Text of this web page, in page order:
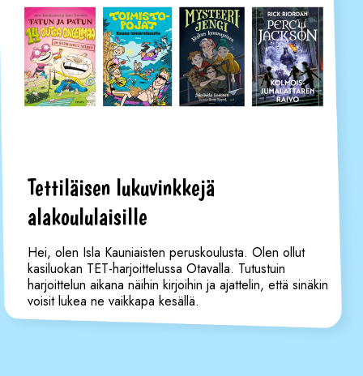
Tettiläisen lukuvinkkejä
alakoululaisille
Hei, olen Isla Kauniaisten peruskoulusta. Olen ollut
kasiluokan TET-harjoittelussa Otavalla. Tutustuin
harjoittelun aikana näihin kirjoihin ja ajattelin, että sinäkin
voisit lukea ne vaikkapa kesällä.